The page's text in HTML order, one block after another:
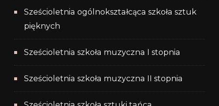
Sześcioletnia ogólnokształcąca szkoła sztuk
pięknych
Sześcioletnia szkoła muzyczna I stopnia
Sześcioletnia szkoła muzyczna II stopnia